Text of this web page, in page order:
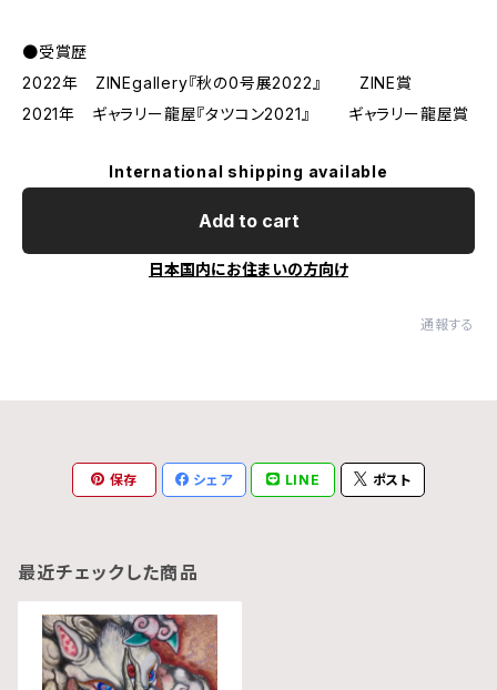
●受賞歴
2022年 ZINEgallery『秋の0号展2022』 ZINE賞
2021年 ギャラリー龍屋『タツコン2021』 ギャラリー龍屋賞
International shipping available
Add to cart
日本国内にお住まいの方向け
通報する
保存 シェア LINE ポスト
最近チェックした商品